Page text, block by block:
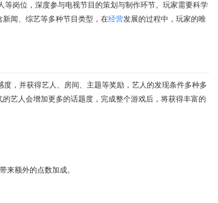
岗位，深度参与电视节目的策划与制作环节。玩家需要科学
闻、综艺等多种节目类型，在经营发展的过程中，玩家的唯
，并获得艺人、房间、主题等奖励，艺人的发现条件多种多
艺人会增加更多的话题度，完成整个游戏后，将获得丰富的
来额外的点数加成。